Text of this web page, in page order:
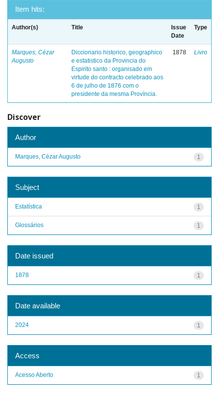
Item hits:
Author(s) Title
Issue
Date
Type
Marques, Cézar
Augusto
Diccionario historico, geographico
e estatistico da Provincia do
Espirito santo : organisado em
virtude do contracto celebrado aos
6 de julho de 1876 com o
presidente da mesma Província.
1878 Livro
Discover
Author
1
Marques, Cézar Augusto
Subject
1
Estatística
1
Glossários
Date issued
1
1878
Date available
1
2024
Access
1
Acesso Aberto